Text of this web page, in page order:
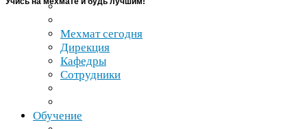
Мехмат сегодня
Дирекция
Кафедры
Сотрудники
Обучение